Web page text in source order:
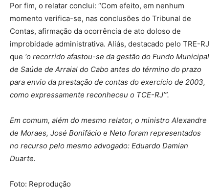
Por fim, o relatar conclui: “Com efeito, em nenhum
momento verifica-se, nas conclusões do Tribunal de
Contas, afirmação da ocorrência de ato doloso de
improbidade administrativa. Aliás, destacado pelo TRE-RJ
que ‘o recorrido afastou-se da gestão do Fundo Municipal
de Saúde de Arraial do Cabo antes do término do prazo
para envio da prestação de contas do exercício de 2003,
como expressamente reconheceu o TCE-RJ’”.
Em comum, além do mesmo relator, o ministro Alexandre
de Moraes, José Bonifácio e Neto foram representados
no recurso pelo mesmo advogado: Eduardo Damian
Duarte.
Foto: Reprodução